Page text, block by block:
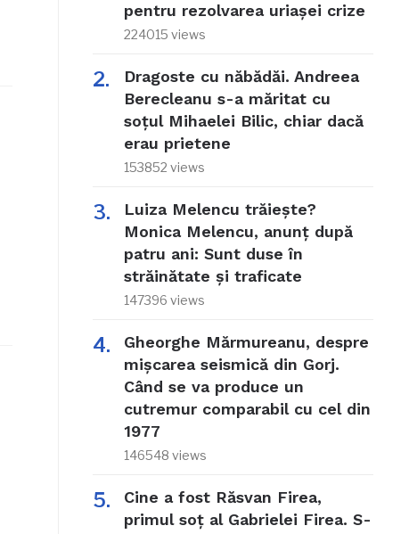
pentru rezolvarea uriașei crize
224015 views
Dragoste cu năbădăi. Andreea
Berecleanu s-a măritat cu
soțul Mihaelei Bilic, chiar dacă
erau prietene
153852 views
Luiza Melencu trăiește?
Monica Melencu, anunț după
patru ani: Sunt duse în
străinătate și traficate
147396 views
Gheorghe Mărmureanu, despre
mișcarea seismică din Gorj.
Când se va produce un
cutremur comparabil cu cel din
1977
146548 views
Cine a fost Răsvan Firea,
primul soț al Gabrielei Firea. S-